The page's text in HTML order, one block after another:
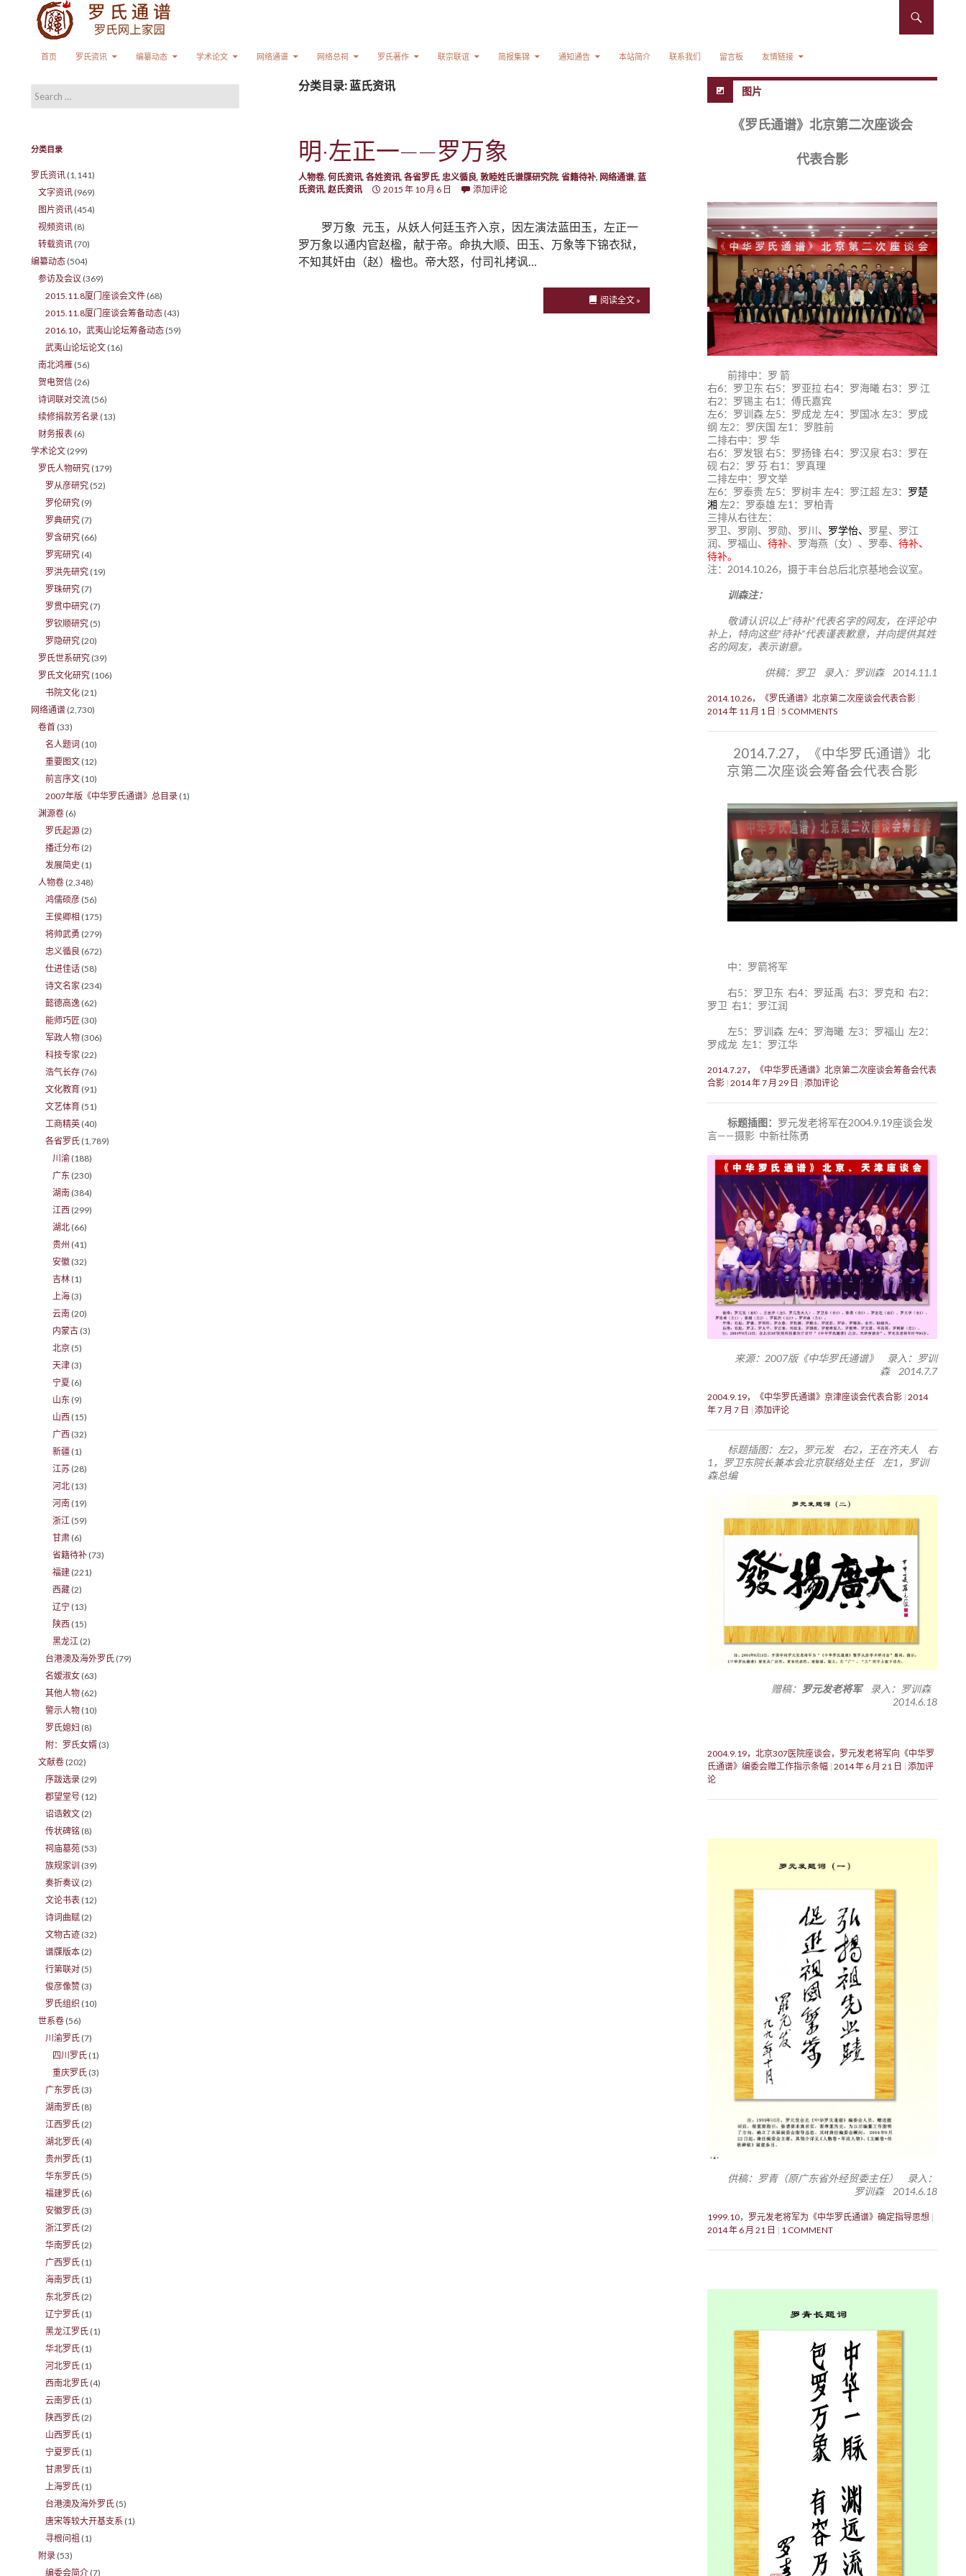
首页
罗氏资讯 编纂动态 学术论文 网络通谱 网络总祠 罗氏著作 联宗联谊 简报集锦 通知通告 本站简介 联系我们 留言板 友情链接
分类目录: 蓝氏资讯
明·左正一——罗万象
人物卷, 何氏资讯, 各姓资讯, 各省罗氏, 忠义循良, 敦睦姓氏谱牒研究院, 省籍待补, 网络通谱, 蓝
氏资讯, 赵氏资讯 2015 年 10 月 6 日 添加评论
罗万象 元玉，从妖人何廷玉齐入京，因左演法蓝田玉，左正一
罗万象以通内官赵楹，献于帝。命执大顺、田玉、万象等下锦衣狱，
不知其奸由（赵）楹也。帝大怒，付司礼拷讽…
阅读全文 »
图片
《罗氏通谱》北京第二次座谈会
代表合影
前排中：罗 箭
右6：罗卫东 右5：罗亚拉 右4：罗海曦 右3：罗 江
右2：罗锡主 右1：傅氏嘉宾
左6：罗训森 左5：罗成龙 左4：罗国冰 左3：罗成
纲 左2：罗庆国 左1：罗胜前
二排右中：罗 华
右6：罗发银 右5：罗扬锋 右4：罗汉泉 右3：罗在
砚 右2：罗 芬 右1：罗真理
二排左中：罗文举
左6：罗泰贵 左5：罗树丰 左4：罗江超 左3： 罗楚
湘 左2：罗泰雄 左1：罗柏青
三排从右往左：
罗卫、罗刚、罗勋、罗川、 罗学怡、 罗星、罗江
润、罗福山、 待补、罗海燕（女）、罗奉、 待补、
待补。
注：2014.10.26，摄于丰台总后北京基地会议室。
训森注：
敬请认识以上“待补”代表名字的网友，在评论中
补上，特向这些“待补”代表谨表歉意，并向提供其姓
名的网友，表示谢意。
供稿：罗卫 录入：罗训森 2014.11.1
2014.10.26，《罗氏通谱》北京第二次座谈会代表合影
2014 年 11 月 1 日
5 COMMENTS
2014.7.27，《中华罗氏通谱》北
京第二次座谈会筹备会代表合影
中：罗箭将军
右5：罗卫东 右4：罗延禹 右3：罗克和 右2：
罗卫 右1：罗江润
左5：罗训森 左4：罗海曦 左3：罗福山 左2：
罗成龙 左1：罗江华
2014.7.27，《中华罗氏通谱》北京第二次座谈会筹备会代表
合影 2014 年 7 月 29 日 添加评论
标题插图： 罗元发老将军在2004.9.19座谈会发
言——摄影 中新社陈勇
来源：2007版《中华罗氏通谱》 录入：罗训
森 2014.7.7
2004.9.19，《中华罗氏通谱》京津座谈会代表合影 2014
年 7 月 7 日
添加评论
标题插图：左2，罗元发 右2，王在齐夫人 右
1，罗卫东院长兼本会北京联络处主任 左1，罗训
森总编
赠稿： 罗元发老将军录入：罗训森
2014.6.18
2004.9.19，北京307医院座谈会，罗元发老将军向《中华罗
氏通谱》编委会赠工作指示条幅 2014 年 6 月 21 日
添加评
论
供稿：罗青（原广东省外经贸委主任） 录入：
罗训森 2014.6.18
1999.10，罗元发老将军为《中华罗氏通谱》确定指导思想
2014 年 6 月 21 日
1 COMMENT
Search for:
分类目录
罗氏资讯 (1,141)
文字资讯 (969)
图片资讯 (454)
视频资讯 (8)
转载资讯 (70)
编纂动态 (504)
参访及会议 (369)
2015.11.8厦门座谈会文件 (68)
2015.11.8厦门座谈会筹备动态 (43)
2016.10，武夷山论坛筹备动态 (59)
武夷山论坛论文 (16)
南北鸿雁 (56)
贺电贺信 (26)
诗词联对交流 (56)
续修捐款芳名录 (13)
财务报表 (6)
学术论文 (299)
罗氏人物研究 (179)
罗从彦研究 (52)
罗伦研究 (9)
罗典研究 (7)
罗含研究 (66)
罗宪研究 (4)
罗洪先研究 (19)
罗珠研究 (7)
罗贯中研究 (7)
罗钦顺研究 (5)
罗隐研究 (20)
罗氏世系研究 (39)
罗氏文化研究 (106)
书院文化 (21)
网络通谱 (2,730)
卷首 (33)
名人题词 (10)
重要图文 (12)
前言序文 (10)
2007年版《中华罗氏通谱》总目录 (1)
渊源卷 (6)
罗氏起源 (2)
播迁分布 (2)
发展简史 (1)
人物卷 (2,348)
鸿儒硕彦 (56)
王侯卿相 (175)
将帅武勇 (279)
忠义循良 (672)
仕进佳话 (58)
诗文名家 (234)
懿德高逸 (62)
能师巧匠 (30)
军政人物 (306)
科技专家 (22)
浩气长存 (76)
文化教育 (91)
文艺体育 (51)
工商精英 (40)
各省罗氏 (1,789)
川渝 (188)
广东 (230)
湖南 (384)
江西 (299)
湖北 (66)
贵州 (41)
安徽 (32)
吉林 (1)
上海 (3)
云南 (20)
内蒙古 (3)
北京 (5)
天津 (3)
宁夏 (6)
山东 (9)
山西 (15)
广西 (32)
新疆 (1)
江苏 (28)
河北 (13)
河南 (19)
浙江 (59)
甘肃 (6)
省籍待补 (73)
福建 (221)
西藏 (2)
辽宁 (13)
陕西 (15)
黑龙江 (2)
台港澳及海外罗氏 (79)
名嫒淑女 (63)
其他人物 (62)
警示人物 (10)
罗氏媳妇 (8)
附：罗氏女婿 (3)
文献卷 (202)
序跋选录 (29)
郡望堂号 (12)
诏诰敕文 (2)
传状碑铭 (8)
祠庙墓苑 (53)
族规家训 (39)
奏折奏议 (2)
文论书表 (12)
诗词曲赋 (2)
文物古迹 (32)
谱牒版本 (2)
行第联对 (5)
俊彦像赞 (3)
罗氏组织 (10)
世系卷 (56)
川渝罗氏 (7)
四川罗氏 (1)
重庆罗氏 (3)
广东罗氏 (3)
湖南罗氏 (8)
江西罗氏 (2)
湖北罗氏 (4)
贵州罗氏 (1)
华东罗氏 (5)
福建罗氏 (6)
安徽罗氏 (3)
浙江罗氏 (2)
华南罗氏 (2)
广西罗氏 (1)
海南罗氏 (1)
东北罗氏 (2)
辽宁罗氏 (1)
黑龙江罗氏 (1)
华北罗氏 (1)
河北罗氏 (1)
西南北罗氏 (4)
云南罗氏 (1)
陕西罗氏 (2)
山西罗氏 (1)
宁夏罗氏 (1)
甘肃罗氏 (1)
上海罗氏 (1)
台港澳及海外罗氏 (5)
唐宋等较大开基支系 (1)
寻根问祖 (1)
附录 (53)
编委会简介 (7)